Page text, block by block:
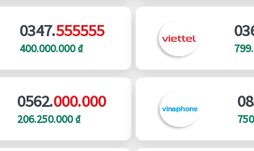
0347.555555
400.000.000 ₫
0562.000.000
206.250.000 ₫